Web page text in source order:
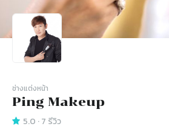
ช่างแต่งหน้า
Ping Makeup
5.0 ·7 รีวิว